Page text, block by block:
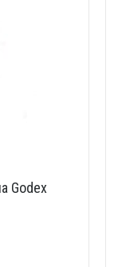
Godex